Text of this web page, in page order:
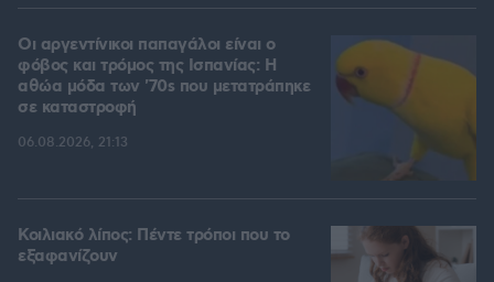
Οι αργεντίνικοι παπαγάλοι είναι ο
φόβος και τρόμος της Ισπανίας: Η
αθώα μόδα των '70s που μετατράπηκε
σε καταστροφή
06.08.2026, 21:13
Κοιλιακό λίπος: Πέντε τρόποι που το
εξαφανίζουν